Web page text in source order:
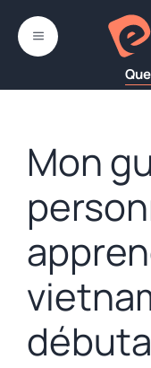
contenu
MENU
Mon